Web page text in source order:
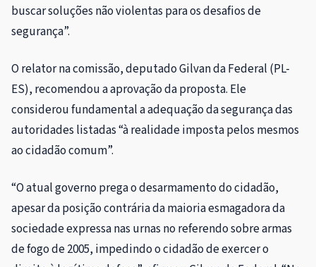
buscar soluções não violentas para os desafios de
segurança”.
O relator na comissão, deputado Gilvan da Federal (PL-
ES), recomendou a aprovação da proposta. Ele
considerou fundamental a adequação da segurança das
autoridades listadas “à realidade imposta pelos mesmos
ao cidadão comum”.
“O atual governo prega o desarmamento do cidadão,
apesar da posição contrária da maioria esmagadora da
sociedade expressa nas urnas no referendo sobre armas
de fogo de 2005, impedindo o cidadão de exercer o